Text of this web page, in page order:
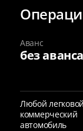
Аванс
без аванса
Любой
коммерческий
автомобиль